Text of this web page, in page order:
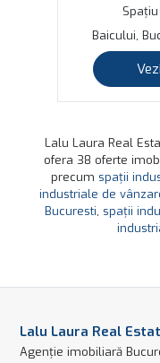
Baicului,
Lalu Laura Real
ofera 38 oferte
precum spații
industriale de
Bucuresti, spații
Lalu Laura Real
Agenție imobiliară